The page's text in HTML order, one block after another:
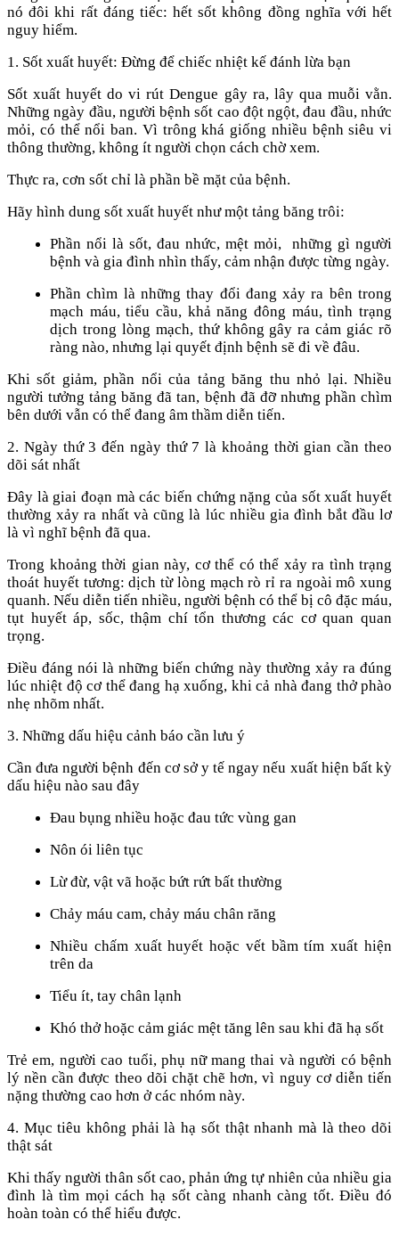
nó đôi khi rất đáng tiếc: hết sốt không đồng nghĩa với hết
nguy hiểm.
1. Sốt xuất huyết: Đừng để chiếc nhiệt kế đánh lừa bạn
Sốt xuất huyết do vi rút Dengue gây ra, lây qua muỗi vằn.
Những ngày đầu, người bệnh sốt cao đột ngột, đau đầu, nhức
mỏi, có thể nổi ban. Vì trông khá giống nhiều bệnh siêu vi
thông thường, không ít người chọn cách chờ xem.
Thực ra, cơn sốt chỉ là phần bề mặt của bệnh.
Hãy hình dung sốt xuất huyết như một tảng băng trôi:
Phần nổi là sốt, đau nhức, mệt mỏi, những gì người
bệnh và gia đình nhìn thấy, cảm nhận được từng ngày.
Phần chìm là những thay đổi đang xảy ra bên trong
mạch máu, tiểu cầu, khả năng đông máu, tình trạng
dịch trong lòng mạch, thứ không gây ra cảm giác rõ
ràng nào, nhưng lại quyết định bệnh sẽ đi về đâu.
Khi sốt giảm, phần nổi của tảng băng thu nhỏ lại. Nhiều
người tưởng tảng băng đã tan, bệnh đã đỡ nhưng phần chìm
bên dưới vẫn có thể đang âm thầm diễn tiến.
2. Ngày thứ 3 đến ngày thứ 7 là khoảng thời gian cần theo
dõi sát nhất
Đây là giai đoạn mà các biến chứng nặng của sốt xuất huyết
thường xảy ra nhất và cũng là lúc nhiều gia đình bắt đầu lơ
là vì nghĩ bệnh đã qua.
Trong khoảng thời gian này, cơ thể có thể xảy ra tình trạng
thoát huyết tương: dịch từ lòng mạch rò rỉ ra ngoài mô xung
quanh. Nếu diễn tiến nhiều, người bệnh có thể bị cô đặc máu,
tụt huyết áp, sốc, thậm chí tổn thương các cơ quan quan
trọng.
Điều đáng nói là những biến chứng này thường xảy ra đúng
lúc nhiệt độ cơ thể đang hạ xuống, khi cả nhà đang thở phào
nhẹ nhõm nhất.
3. Những dấu hiệu cảnh báo cần lưu ý
Cần đưa người bệnh đến cơ sở y tế ngay nếu xuất hiện bất kỳ
dấu hiệu nào sau đây
Đau bụng nhiều hoặc đau tức vùng gan
Nôn ói liên tục
Lừ đừ, vật vã hoặc bứt rứt bất thường
Chảy máu cam, chảy máu chân răng
Nhiều chấm xuất huyết hoặc vết bầm tím xuất hiện
trên da
Tiểu ít, tay chân lạnh
Khó thở hoặc cảm giác mệt tăng lên sau khi đã hạ sốt
Trẻ em, người cao tuổi, phụ nữ mang thai và người có bệnh
lý nền cần được theo dõi chặt chẽ hơn, vì nguy cơ diễn tiến
nặng thường cao hơn ở các nhóm này.
4. Mục tiêu không phải là hạ sốt thật nhanh mà là theo dõi
thật sát
Khi thấy người thân sốt cao, phản ứng tự nhiên của nhiều gia
đình là tìm mọi cách hạ sốt càng nhanh càng tốt. Điều đó
hoàn toàn có thể hiểu được.